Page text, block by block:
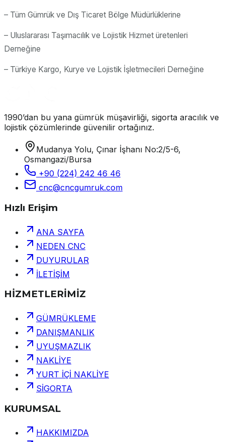
– Tüm Gümrük ve Dış Ticaret Bölge Müdürlüklerine
– Uluslararası Taşımacılık ve Lojistik Hizmet üretenleri
Derneğine
– Türkiye Kargo, Kurye ve Lojistik İşletmecileri Derneğine
1990’dan bu yana gümrük müşavirliği, sigorta aracılık ve
lojistik çözümlerinde güvenilir ortağınız.
Mudanya Yolu, Çınar İşhanı No:2/5-6,
Osmangazi/Bursa
+90 (224) 242 46 46
cnc@cncgumruk.com
Hızlı Erişim
ANA SAYFA
NEDEN CNC
DUYURULAR
İLETİŞİM
HİZMETLERİMİZ
GÜMRÜKLEME
DANIŞMANLIK
UYUŞMAZLIK
NAKLİYE
YURT İÇİ NAKLİYE
SİGORTA
KURUMSAL
HAKKIMIZDA